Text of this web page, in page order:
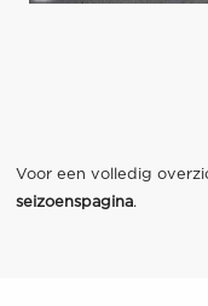
Voor een volledig
seizoenspagina.